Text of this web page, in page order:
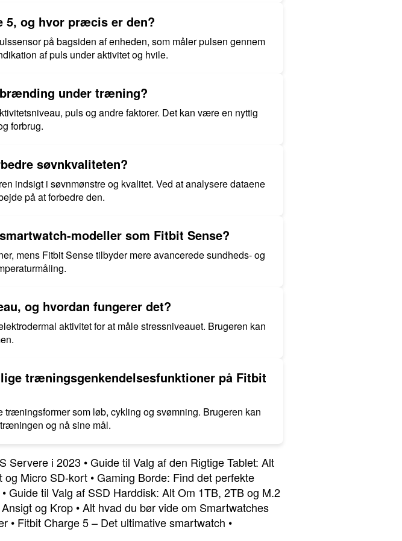
5, og hvor præcis er den?
på bagsiden af enheden, som måler pulsen gennem
af puls under aktivitet og hvile.
under træning?
puls og andre faktorer. Det kan være en nyttig
forbrug.
søvnkvaliteten?
indsigt i søvnmønstre og kvalitet. Ved at analysere dataene
på at forbedre den.
modeller som Fitbit Sense?
mens Fitbit Sense tilbyder mere avancerede sundheds- og
og hvordan fungerer det?
aktivitet for at måle stressniveauet. Brugeren kan
træningsgenkendelsesfunktioner på Fitbit
som løb, cykling og svømning. Brugeren kan
og nå sine mål.
Servere i 2023 •Guide til Valg af den Rigtige Tablet: Alt
og Micro SD-kort •Gaming Borde: Find det perfekte
•Guide til Valg af SSD Harddisk: Alt Om 1TB, 2TB og M.2
og Krop •Alt hvad du bør vide om Smartwatches
• Fitbit Charge 5 – Det ultimative smartwatch •